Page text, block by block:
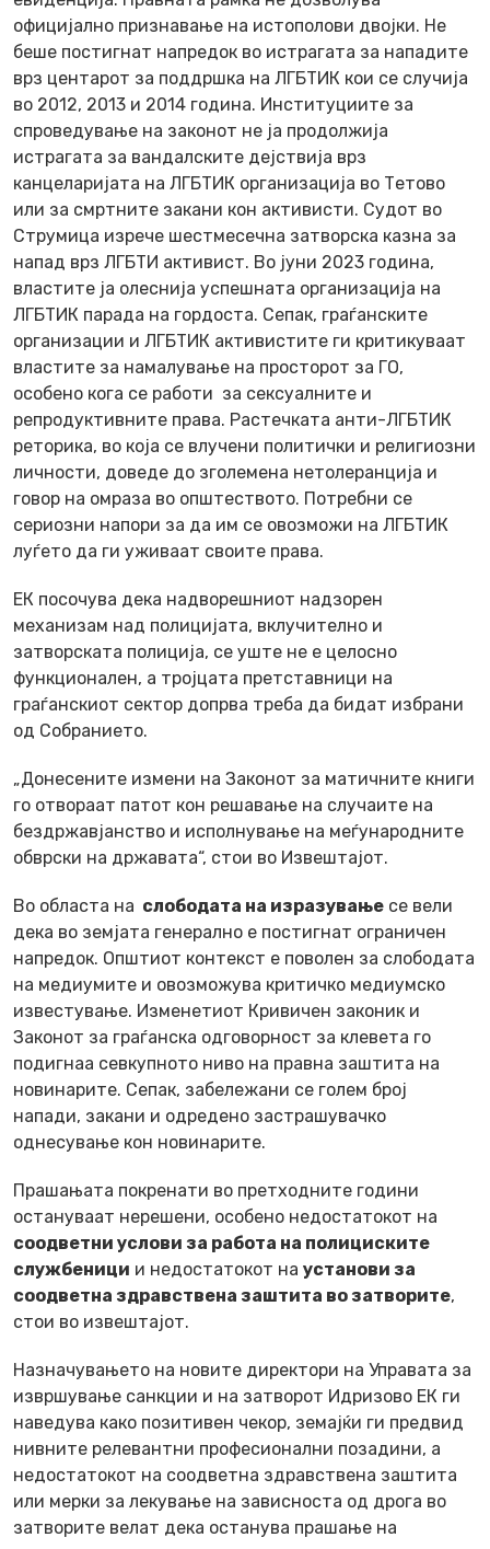
официјално признавање на истополови двојки. Не
беше постигнат напредок во истрагата за нападите
врз центарот за поддршка на ЛГБТИК кои се случија
во 2012, 2013 и 2014 година. Институциите за
спроведување на законот не ја продолжија
истрагата за вандалските дејствија врз
канцеларијата на ЛГБТИК организација во Тетово
или за смртните закани кон активисти. Судот во
Струмица изрече шестмесечна затворска казна за
напад врз ЛГБТИ активист. Во јуни 2023 година,
властите ја олеснија успешната организација на
ЛГБТИК парада на гордоста. Сепак, граѓанските
организации и ЛГБТИК активистите ги критикуваат
властите за намалување на просторот за ГО,
особено кога се работи за сексуалните и
репродуктивните права. Растечката анти-ЛГБТИК
реторика, во која се влучени политички и религиозни
личности, доведе до зголемена нетолеранција и
говор на омраза во општеството. Потребни се
сериозни напори за да им се овозможи на ЛГБТИК
луѓето да ги уживаат своите права.
ЕК посочува дека надворешниот надзорен
механизам над полицијата, вклучително и
затворската полиција, се уште не е целосно
функционален, а тројцата претставници на
граѓанскиот сектор допрва треба да бидат избрани
од Собранието.
„Донесените измени на Законот за матичните книги
го отвораат патот кон решавање на случаите на
бездржавјанство и исполнување на меѓународните
обврски на државата“, стои во Извештајот.
Во областа на слободата на изразување се вели
дека во земјата генерално е постигнат ограничен
напредок. Општиот контекст е поволен за слободата
на медиумите и овозможува критичко медиумско
известување. Изменетиот Кривичен законик и
Законот за граѓанска одговорност за клевета го
подигнаа севкупното ниво на правна заштита на
новинарите. Сепак, забележани се голем број
напади, закани и одредено застрашувачко
однесување кон новинарите.
Прашањата покренати во претходните години
остануваат нерешени, особено недостатокот на
соодветни услови за работа на полициските
службеници и недостатокот на установи за
соодветна здравствена заштита во затворите,
стои во извештајот.
Назначувањето на новите директори на Управата за
извршување санкции и на затворот Идризово ЕК ги
наведува како позитивен чекор, земајќи ги предвид
нивните релевантни професионални позадини, а
недостатокот на соодветна здравствена заштита
или мерки за лекување на зависноста од дрога во
затворите велат дека останува прашање на